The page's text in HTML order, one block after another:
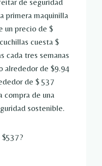
de seguridad
primera maquinilla
un precio de $
cuesta $
cada tres semanas
alrededor de $9.94
de $ 537
compra de una
sostenible.
$537?